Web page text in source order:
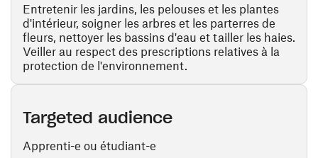
Entretenir les jardins, les pelouses et les plantes
d'intérieur, soigner les arbres et les parterres de
fleurs, nettoyer les bassins d'eau et tailler les haies.
Veiller au respect des prescriptions relatives à la
protection de l'environnement.
Targeted audience
Apprenti-e ou étudiant-e